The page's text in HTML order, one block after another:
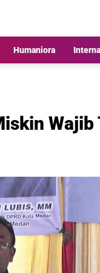
Humaniora
Wajib